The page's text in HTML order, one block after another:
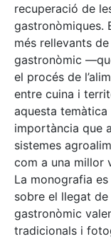
recuperació de
gastronòmiques.
més rellevants
gastronòmic
el procés de
entre cuina i
aquesta temàtica
importància que
sistemes
com a una millor
La monografia
sobre el llegat
gastronòmic
tradicionals i